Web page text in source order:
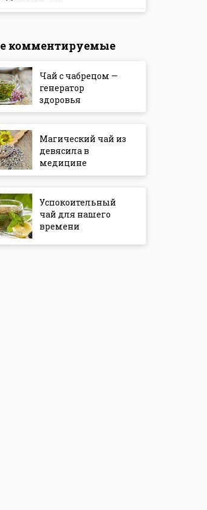
комментируемые
Чай с чабрецом —
генератор
здоровья
Магический чай из
девясила в
медицине
Успокоительный
чай для нашего
времени